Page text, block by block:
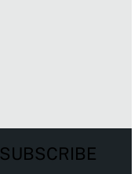
SUBSCRIBE